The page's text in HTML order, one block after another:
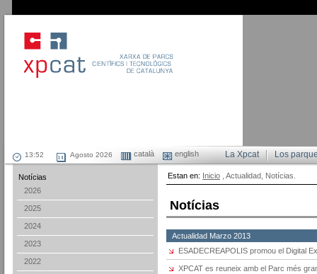
Agosto 2026 català english Los
La Xpcat
Notícias
2026
2025
2024
2023
2022
Estan en: Inicio , Actualidad, Notícias.
Notícias
Actualidad Marzo 2013
ESADECREAPOLIS promou el Digital
XPCAT es reuneix amb el Parc més